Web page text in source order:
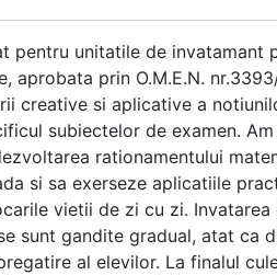
unitatile de invatamant
prin O.M.E.N.
creative si aplicative a
subiectelor de examen.
rationamentului
si sa exerseze aplicatiile
vietii de zi cu zi. Invatarea
sunt gandite gradual, atat ca
al elevilor. La finalul